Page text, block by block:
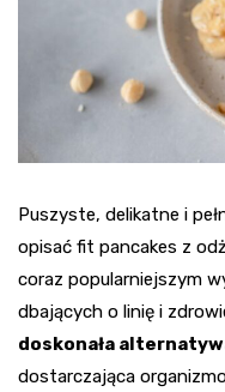
Puszyste, delikatne i
opisać fit pancakes z
coraz popularniejszym
dbających o linię i
doskonała
dostarczająca